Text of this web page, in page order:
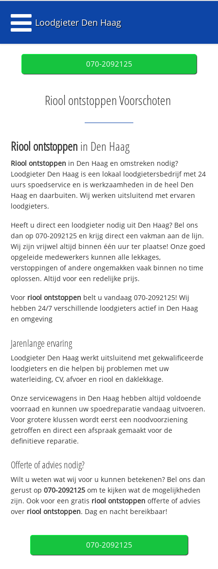
Loodgieter Den Haag
070-2092125
Riool ontstoppen Voorschoten
Riool ontstoppen in Den Haag
Riool ontstoppen in Den Haag en omstreken nodig?
Loodgieter Den Haag is een lokaal loodgietersbedrijf met 24
uurs spoedservice en is werkzaamheden in de heel Den
Haag en daarbuiten. Wij werken uitsluitend met ervaren
loodgieters.
Heeft u direct een loodgieter nodig uit Den Haag? Bel ons
dan op 070-2092125 en krijg direct een vakman aan de lijn.
Wij zijn vrijwel altijd binnen één uur ter plaatse! Onze goed
opgeleide medewerkers kunnen alle lekkages,
verstoppingen of andere ongemakken vaak binnen no time
oplossen. Altijd voor een redelijke prijs.
Voor riool ontstoppen belt u vandaag 070-2092125! Wij
hebben 24/7 verschillende loodgieters actief in Den Haag
en omgeving
Jarenlange ervaring
Loodgieter Den Haag werkt uitsluitend met gekwalificeerde
loodgieters en die helpen bij problemen met uw
waterleiding, CV, afvoer en riool en daklekkage.
Onze servicewagens in Den Haag hebben altijd voldoende
voorraad en kunnen uw spoedreparatie vandaag uitvoeren.
Voor grotere klussen wordt eerst een noodvoorziening
getroffen en direct een afspraak gemaakt voor de
definitieve reparatie.
Offerte of advies nodig?
Wilt u weten wat wij voor u kunnen betekenen? Bel ons dan
gerust op070-2092125 om te kijken wat de mogelijkheden
zijn. Ook voor een gratis riool ontstoppen offerte of advies
over riool ontstoppen. Dag en nacht bereikbaar!
070-2092125